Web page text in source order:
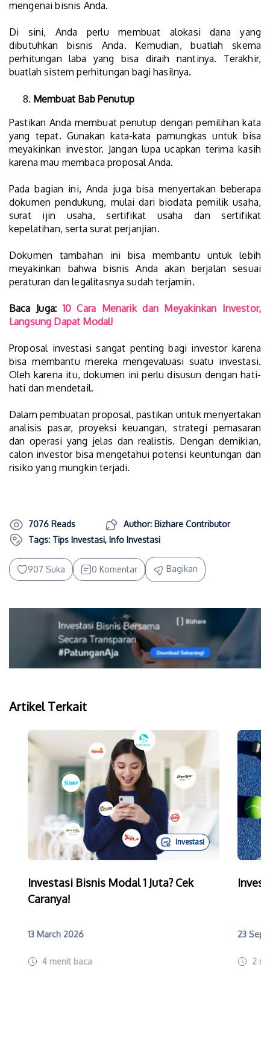
mengenai bisnis Anda.
Di sini, Anda perlu membuat alokasi dana yang
dibutuhkan bisnis Anda. Kemudian, buatlah skema
perhitungan laba yang bisa diraih nantinya. Terakhir,
buatlah sistem perhitungan bagi hasilnya.
Membuat Bab Penutup
Pastikan Anda membuat penutup dengan pemilihan kata
yang tepat. Gunakan kata-kata pamungkas untuk bisa
meyakinkan investor. Jangan lupa ucapkan terima kasih
karena mau membaca proposal Anda.
Pada bagian ini, Anda juga bisa menyertakan beberapa
dokumen pendukung, mulai dari biodata pemilik usaha,
surat ijin usaha, sertifikat usaha dan sertifikat
kepelatihan, serta surat perjanjian.
Dokumen tambahan ini bisa membantu untuk lebih
meyakinkan bahwa bisnis Anda akan berjalan sesuai
peraturan dan legalitasnya sudah terjamin.
Baca Juga:10 Cara Menarik dan Meyakinkan Investor,
Langsung Dapat Modal!
Proposal investasi sangat penting bagi investor karena
bisa membantu mereka mengevaluasi suatu investasi.
Oleh karena itu, dokumen ini perlu disusun dengan hati-
hati dan mendetail.
Dalam pembuatan proposal, pastikan untuk menyertakan
analisis pasar, proyeksi keuangan, strategi pemasaran
dan operasi yang jelas dan realistis. Dengan demikian,
calon investor bisa mengetahui potensi keuntungan dan
risiko yang mungkin terjadi.
7076 Reads
Author: Bizhare Contributor
Tags: Tips Investasi, Info Investasi
907 Suka 0 Komentar Bagikan
Artikel Terkait
Investasi
Investasi Bisnis Modal 1 Juta? Cek
Caranya!
13 March 2026
4 menit baca
23
2